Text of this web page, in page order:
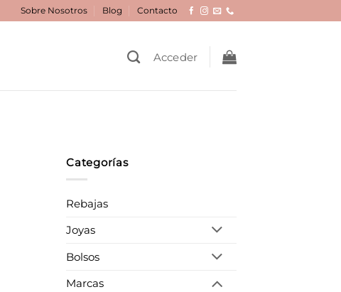
Sobre Nosotros Blog Contacto
Acceder
Categorías
Rebajas
Joyas
Bolsos
Marcas